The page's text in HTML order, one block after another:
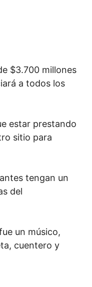
$3.700 millones
a todos los
estar prestando
sitio para
tengan un
del
un músico,
cuentero y